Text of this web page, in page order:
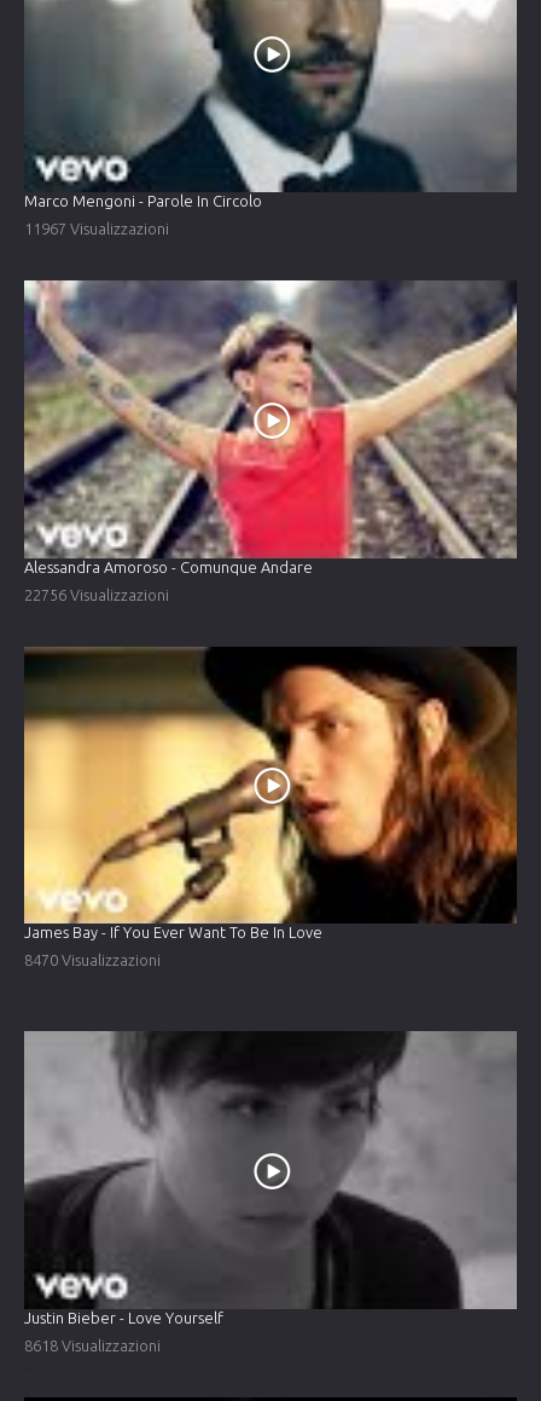
Marco Mengoni - Parole In Circolo
11967 Visualizzazioni
Alessandra Amoroso - Comunque Andare
22756 Visualizzazioni
James Bay - If You Ever Want To Be In Love
8470 Visualizzazioni
Justin Bieber - Love Yourself
8618 Visualizzazioni